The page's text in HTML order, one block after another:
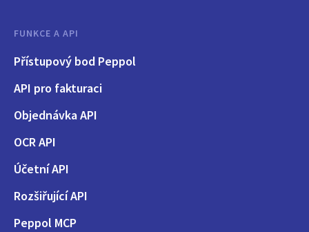
FUNKCE A API
Přístupový bod Peppol
API pro fakturaci
Objednávka API
OCR API
Účetní API
Rozšiřující API
Peppol MCP